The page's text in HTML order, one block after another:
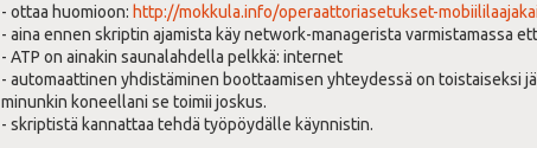
- ottaa huomioon: http://mokkula.info/operaattoriasetukset-
- aina ennen skriptin ajamista käy network-managerista varmistamassa
- ATP on ainakin saunalahdella pelkkä: internet
- automaattinen yhdistäminen boottaamisen yhteydessä on toistaiseksi
minunkin koneellani se toimii joskus.
- skriptistä kannattaa tehdä työpöydälle käynnistin.